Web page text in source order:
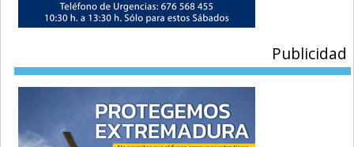
Publicidad